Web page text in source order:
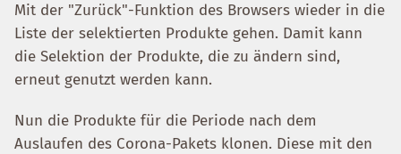
Mit der "Zurück"-Funktion des Browsers wieder in die
Liste der selektierten Produkte gehen. Damit kann
die Selektion der Produkte, die zu ändern sind,
erneut genutzt werden kann.
Nun die Produkte für die Periode nach dem
Auslaufen des Corona-Pakets klonen. Diese mit den